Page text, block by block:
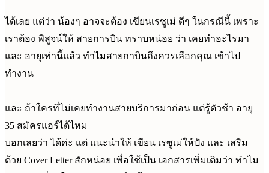
ได้เลย แต่ว่า น้องๆ อาจจะต้อง เขียนเรซูเม่ ดีๆ ในกรณีนี้ เพราะ
เราต้อง พิสูจน์ให้ สายการบิน ทราบหน่อย ว่า เคยทำอะไรมา
และ อายุเท่านี้แล้ว ทำไมสายกาบินถึงควรเลือกคุณ เข้าไป
ทำงาน
และ ถ้าใครที่ไม่เคยทำงานสายบริการมาก่อน แต่รู้ตัวช้า อายุ
35 สมัครแอร์ได้ไหม
บอกเลยว่า ได้ค่ะ แต่ แนะนำให้ เขียน เรซูเม่ให้ปัง และ เสริม
ด้วย Cover Letter สักหน่อย เพื่อใช้เป็น เอกสารเพิ่มเติมว่า ทำไม